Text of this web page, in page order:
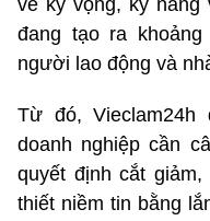
về kỳ vọng, kỹ năng
đang tạo ra
người lao động và
Từ đó,
doanh nghiệp cần
quyết định cắt
thiết niềm tin bằng